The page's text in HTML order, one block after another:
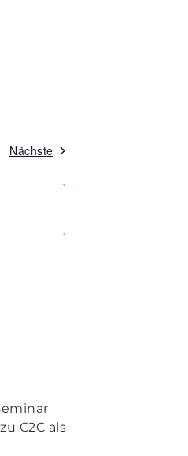
NächsteVeranstaltungen
C2C als